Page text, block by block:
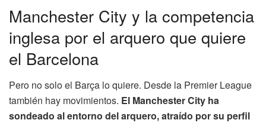
Manchester City y la competencia
inglesa por el arquero que quiere
el Barcelona
Pero no solo el Barça lo quiere. Desde la Premier League
también hay movimientos. El Manchester City ha
sondeado al entorno del arquero, atraído por su perfil